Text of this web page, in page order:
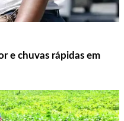
e chuvas rápidas em